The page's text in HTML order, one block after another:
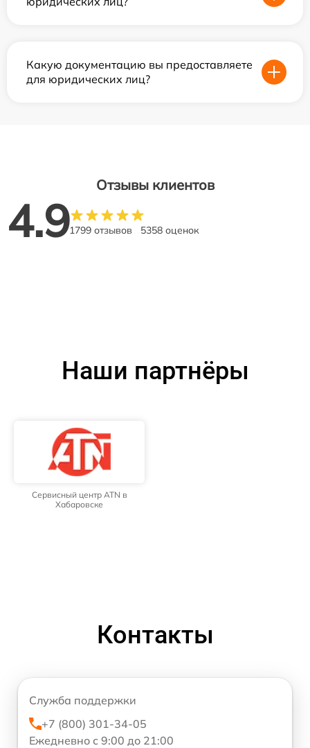
Какую документацию вы предоставляете
для юридических лиц?
Отзывы клиентов
4.91799 отзывов 5358 оценок
Наши партнёры
Сервисный центр ATN в
Хабаровске
Контакты
Служба поддержки
+7 (800) 301-34-05
Ежедневно с 9:00 до 21:00